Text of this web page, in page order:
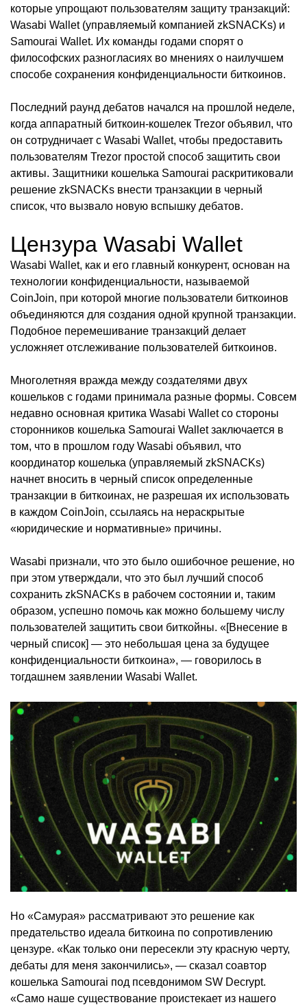
которые упрощают пользователям защиту транзакций:
Wasabi Wallet (управляемый компанией zkSNACKs) и
Samourai Wallet. Их команды годами спорят о
философских разногласиях во мнениях о наилучшем
способе сохранения конфиденциальности биткоинов.
Последний раунд дебатов начался на прошлой неделе,
когда аппаратный биткоин-кошелек Trezor объявил, что
он сотрудничает с Wasabi Wallet, чтобы предоставить
пользователям Trezor простой способ защитить свои
активы. Защитники кошелька Samourai раскритиковали
решение zkSNACKs внести транзакции в черный
список, что вызвало новую вспышку дебатов.
Цензура Wasabi Wallet
Wasabi Wallet, как и его главный конкурент, основан на
технологии конфиденциальности, называемой
CoinJoin, при которой многие пользователи биткоинов
объединяются для создания одной крупной транзакции.
Подобное перемешивание транзакций делает
усложняет отслеживание пользователей биткоинов.
Многолетняя вражда между создателями двух
кошельков с годами принимала разные формы. Совсем
недавно основная критика Wasabi Wallet со стороны
сторонников кошелька Samourai Wallet заключается в
том, что в прошлом году Wasabi объявил, что
координатор кошелька (управляемый zkSNACKs)
начнет вносить в черный список определенные
транзакции в биткоинах, не разрешая их использовать
в каждом CoinJoin, ссылаясь на нераскрытые
«юридические и нормативные» причины.
Wasabi признали, что это было ошибочное решение, но
при этом утверждали, что это был лучший способ
сохранить zkSNACKs в рабочем состоянии и, таким
образом, успешно помочь как можно большему числу
пользователей защитить свои биткойны. «[Внесение в
черный список] — это небольшая цена за будущее
конфиденциальности биткоина», — говорилось в
тогдашнем заявлении Wasabi Wallet.
Но «Самурая» рассматривают это решение как
предательство идеала биткоина по сопротивлению
цензуре. «Как только они пересекли эту красную черту,
дебаты для меня закончились», — сказал соавтор
кошелька Samourai под псевдонимом SW Decrypt.
«Само наше существование проистекает из нашего